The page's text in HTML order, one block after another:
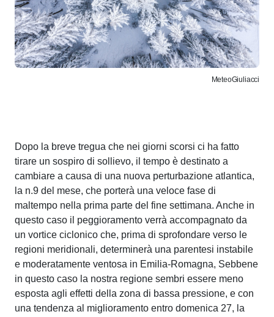
MeteoGiuliacci
Dopo la breve tregua che nei giorni scorsi ci ha fatto
tirare un sospiro di sollievo, il tempo è destinato a
cambiare a causa di una nuova perturbazione atlantica,
la n.9 del mese, che porterà una veloce fase di
maltempo nella prima parte del fine settimana. Anche in
questo caso il peggioramento verrà accompagnato da
un vortice ciclonico che, prima di sprofondare verso le
regioni meridionali, determinerà una parentesi instabile
e moderatamente ventosa in Emilia-Romagna, Sebbene
in questo caso la nostra regione sembri essere meno
esposta agli effetti della zona di bassa pressione, e con
una tendenza al miglioramento entro domenica 27, la